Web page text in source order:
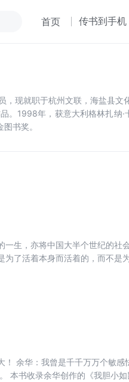
首页 传书到手机
现就职于杭州文联，海盐县文
。1998年，获意大利格林扎纳·
书奖。
生，亦将中国大半个世纪的社
了活着本身而活着的，而不是
余华：我曾是千千万万个敏感
本书收录余华创作的《我胆小如